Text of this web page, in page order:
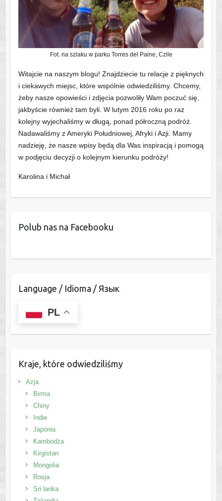
Fot. na szlaku w parku Torres del Paine, Czile
Witajcie na naszym blogu! Znajdziecie tu relacje z pięknych
i ciekawych miejsc, które wspólnie odwiedziliśmy. Chcemy,
żeby nasze opowieści i zdjęcia pozwoliły Wam poczuć się,
jakbyście również tam byli. W lutym 2016 roku po raz
kolejny wyjechaliśmy w długą, ponad półroczną podróż.
Nadawaliśmy z Ameryki Południowej, Afryki i Azji. Mamy
nadzieję, że nasze wpisy będą dla Was inspiracją i pomogą
w podjęciu decyzji o kolejnym kierunku podróży!
Karolina i Michał
Polub nas na Facebooku
Language / Idioma / Язык
PL
Kraje, które odwiedziliśmy
Azja
Birma
Chiny
Indie
Japonia
Kambodża
Kirgistan
Mongolia
Rosja
Sri lanka